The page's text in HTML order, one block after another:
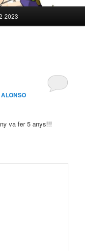
2023
va fer 5 anys!!!